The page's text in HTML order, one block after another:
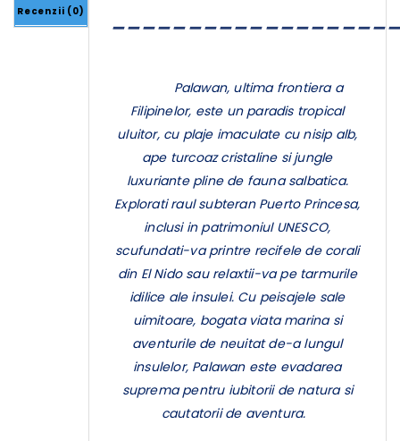
Recenzii (0)
Palawan, ultima frontiera a
Filipinelor, este un paradis tropical
uluitor, cu plaje imaculate cu nisip alb,
ape turcoaz cristaline si jungle
luxuriante pline de fauna salbatica.
Explorati raul subteran Puerto Princesa,
inclusi in patrimoniul UNESCO,
scufundati-va printre recifele de corali
din El Nido sau relaxtii-va pe tarmurile
idilice ale insulei. Cu peisajele sale
uimitoare, bogata viata marina si
aventurile de neuitat de-a lungul
insulelor, Palawan este evadarea
suprema pentru iubitorii de natura si
cautatorii de aventura.